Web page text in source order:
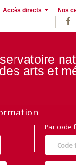
Accès directs Nos
des arts et
Par code